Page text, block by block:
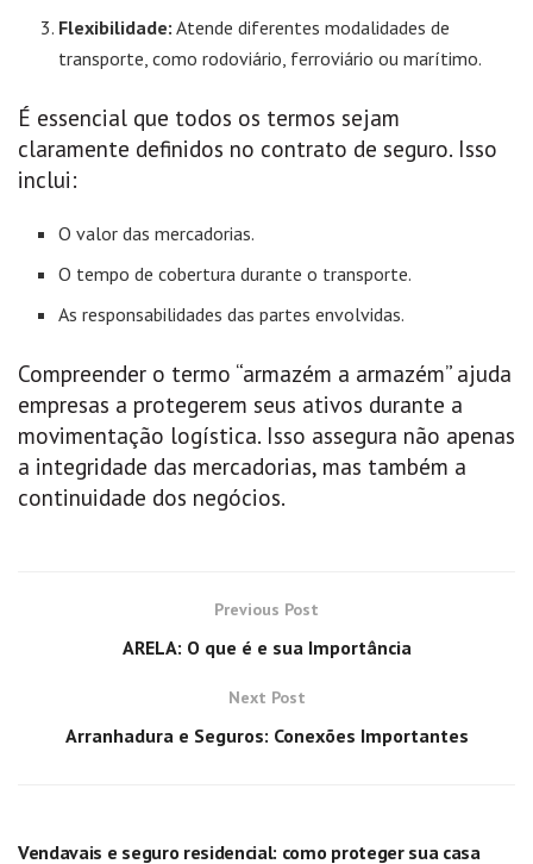
Flexibilidade: Atende diferentes modalidades de
transporte, como rodoviário, ferroviário ou marítimo.
É essencial que todos os termos sejam
claramente definidos no contrato de seguro. Isso
inclui:
O valor das mercadorias.
O tempo de cobertura durante o transporte.
As responsabilidades das partes envolvidas.
Compreender o termo “armazém a armazém” ajuda
empresas a protegerem seus ativos durante a
movimentação logística. Isso assegura não apenas
a integridade das mercadorias, mas também a
continuidade dos negócios.
Previous Post
ARELA: O que é e sua Importância
Next Post
Arranhadura e Seguros: Conexões Importantes
Vendavais e seguro residencial: como proteger sua casa